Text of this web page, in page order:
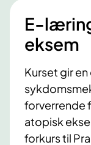
E-
eksem
Kurset gir
forverrende
atopisk
forkurs til